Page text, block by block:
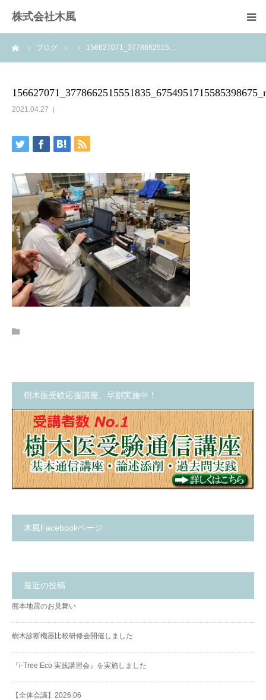
株式会社木風
ブログ 156627071_3778662515…
2021.04.27
樹木医受験応援講座、早割実施中！
木風Facebookページ
最近の投稿
熊本地震のお見舞い
樹木診断機器比較研修会開催しました
『i-Tree Eco 実践講習会』を実施しました
【全体会議】2026.06
業務案内
お問い合せ